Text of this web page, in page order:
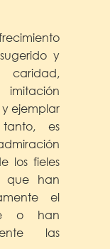
y
ejemplar
es
los fieles
que han
el
o han
las